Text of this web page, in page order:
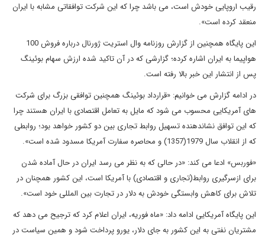
رقیب اروپایی خودش است، می باشد چرا که این شرکت توافقاتی مشابه با ایران
منعقد کرده است».
این پایگاه همچنین از گزارش روزنامه وال استریت ژورنال درباره فروش 100
هواپیما به ایران اشاره کرده؛ گزارشی که در آن تاکید شده ارزش سهام بوئینگ
پس از انتشار این خبر بالا رفته است.
در ادامه گزارش می خوانیم: «قرارداد بوئینگ همچنین توافقی بزرگ برای شرکت
های آمریکایی محسوب می شود که مایل به تعامل اقتصادی با ایران هستند چرا
که این توافق نشاندهنده تسهیل روابط تجاری بین دو کشور خواهد بود؛ روابطی
که از انقلاب سال 1979(1357) و محاصره سفارت آمریکا مسدود شده است».
«فوربس» ادعا می کند: «در حالی که به نظر می رسد ایران در حال آماده شدن
برای ازسرگیری روابط(تجاری و اقتصادی) با آمریکا است، این کشور همچنان در
تلاش برای کاهش وابستگی خودش به دلار در تجارت بین المللی خود است».
این پایگاه آمریکایی ادامه داد: «ماه فوریه، ایران اعلام کرد که ترجیح می دهد که
مشتریان نفتی به این کشور به جای دلار، یورو پرداخت شود و همین سیاست در